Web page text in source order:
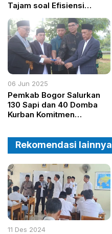
Tajam soal Efisiensi
Dinas
06 Jun 2025
Pemkab Bogor Salurkan
130 Sapi dan 40 Domba
Kurban Komitmen
Masyarakat
Rekomendasi lainnya
11 Des 2024